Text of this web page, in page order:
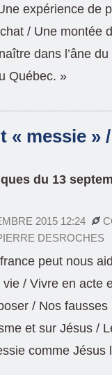
expérience de
/ Une montée
dans l’âne
Québec. »
« messie »
du 13
2015 12:24
DESROCHES
peut nous
vie / Vivre en acte
/ Nos fausses
et sur Jésus /
comme Jésus